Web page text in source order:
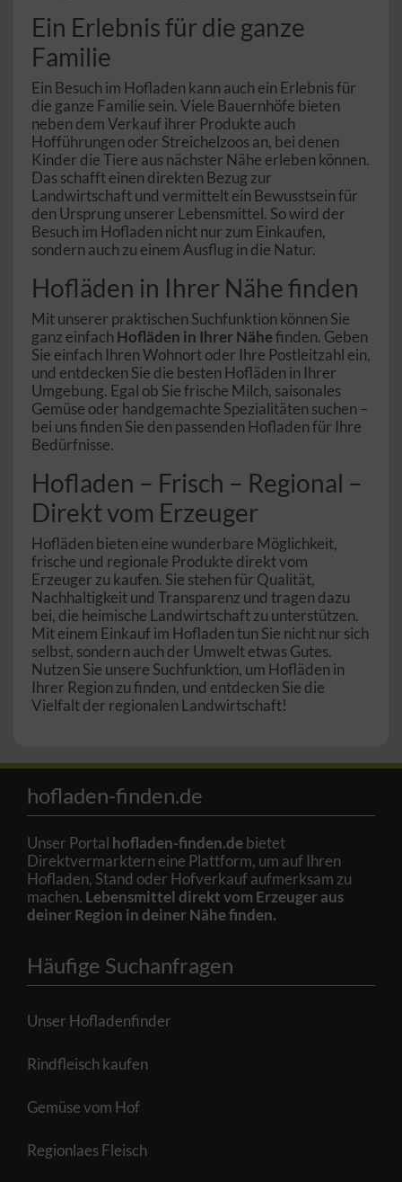
Ein Erlebnis für die ganze
Familie
Ein Besuch im Hofladen kann auch ein Erlebnis für
die ganze Familie sein. Viele Bauernhöfe bieten
neben dem Verkauf ihrer Produkte auch
Hofführungen oder Streichelzoos an, bei denen
Kinder die Tiere aus nächster Nähe erleben können.
Das schafft einen direkten Bezug zur
Landwirtschaft und vermittelt ein Bewusstsein für
den Ursprung unserer Lebensmittel. So wird der
Besuch im Hofladen nicht nur zum Einkaufen,
sondern auch zu einem Ausflug in die Natur.
Hofläden in Ihrer Nähe finden
Mit unserer praktischen Suchfunktion können Sie
ganz einfach Hofläden in Ihrer Nähefinden. Geben
Sie einfach Ihren Wohnort oder Ihre Postleitzahl ein,
und entdecken Sie die besten Hofläden in Ihrer
Umgebung. Egal ob Sie frische Milch, saisonales
Gemüse oder handgemachte Spezialitäten suchen –
bei uns finden Sie den passenden Hofladen für Ihre
Bedürfnisse.
Hofladen – Frisch – Regional –
Direkt vom Erzeuger
Hofläden bieten eine wunderbare Möglichkeit,
frische und regionale Produkte direkt vom
Erzeuger zu kaufen. Sie stehen für Qualität,
Nachhaltigkeit und Transparenz und tragen dazu
bei, die heimische Landwirtschaft zu unterstützen.
Mit einem Einkauf im Hofladen tun Sie nicht nur sich
selbst, sondern auch der Umwelt etwas Gutes.
Nutzen Sie unsere Suchfunktion, um Hofläden in
Ihrer Region zu finden, und entdecken Sie die
Vielfalt der regionalen Landwirtschaft!
hofladen-finden.de
Unser Portal hofladen-finden.debietet
Direktvermarktern eine Plattform, um auf Ihren
Hofladen, Stand oder Hofverkauf aufmerksam zu
machen. Lebensmittel direkt vom Erzeuger aus
deiner Region in deiner Nähe finden.
Häufige Suchanfragen
Unser Hofladenfinder
Rindfleisch kaufen
Gemüse vom Hof
Regionlaes Fleisch